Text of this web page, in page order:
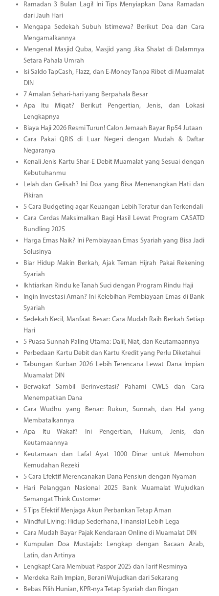
Ramadan 3 Bulan Lagi! Ini Tips Menyiapkan Dana Ramadan
dari Jauh Hari
Mengapa Sedekah Subuh Istimewa? Berikut Doa dan Cara
Mengamalkannya
Mengenal Masjid Quba, Masjid yang Jika Shalat di Dalamnya
Setara Pahala Umrah
Isi Saldo TapCash, Flazz, dan E-Money Tanpa Ribet di Muamalat
DIN
7 Amalan Sehari-hari yang Berpahala Besar
Apa Itu Miqat? Berikut Pengertian, Jenis, dan Lokasi
Lengkapnya
Biaya Haji 2026 Resmi Turun! Calon Jemaah Bayar Rp54 Jutaan
Cara Pakai QRIS di Luar Negeri dengan Mudah & Daftar
Negaranya
Kenali Jenis Kartu Shar-E Debit Muamalat yang Sesuai dengan
Kebutuhanmu
Lelah dan Gelisah? Ini Doa yang Bisa Menenangkan Hati dan
Pikiran
5 Cara Budgeting agar Keuangan Lebih Teratur dan Terkendali
Cara Cerdas Maksimalkan Bagi Hasil Lewat Program CASATD
Bundling 2025
Harga Emas Naik? Ini Pembiayaan Emas Syariah yang Bisa Jadi
Solusinya
Biar Hidup Makin Berkah, Ajak Teman Hijrah Pakai Rekening
Syariah
Ikhtiarkan Rindu ke Tanah Suci dengan Program Rindu Haji
Ingin Investasi Aman? Ini Kelebihan Pembiayaan Emas di Bank
Syariah
Sedekah Kecil, Manfaat Besar: Cara Mudah Raih Berkah Setiap
Hari
5 Puasa Sunnah Paling Utama: Dalil, Niat, dan Keutamaannya
Perbedaan Kartu Debit dan Kartu Kredit yang Perlu Diketahui
Tabungan Kurban 2026 Lebih Terencana Lewat Dana Impian
Muamalat DIN
Berwakaf Sambil Berinvestasi? Pahami CWLS dan Cara
Menempatkan Dana
Cara Wudhu yang Benar: Rukun, Sunnah, dan Hal yang
Membatalkannya
Apa Itu Wakaf? Ini Pengertian, Hukum, Jenis, dan
Keutamaannya
Keutamaan dan Lafal Ayat 1000 Dinar untuk Memohon
Kemudahan Rezeki
5 Cara Efektif Merencanakan Dana Pensiun dengan Nyaman
Hari Pelanggan Nasional 2025 Bank Muamalat Wujudkan
Semangat Think Customer
5 Tips Efektif Menjaga Akun Perbankan Tetap Aman
Mindful Living: Hidup Sederhana, Finansial Lebih Lega
Cara Mudah Bayar Pajak Kendaraan Online di Muamalat DIN
Kumpulan Doa Mustajab: Lengkap dengan Bacaan Arab,
Latin, dan Artinya
Lengkap! Cara Membuat Paspor 2025 dan Tarif Resminya
Merdeka Raih Impian, Berani Wujudkan dari Sekarang
Bebas Pilih Hunian, KPR-nya Tetap Syariah dan Ringan